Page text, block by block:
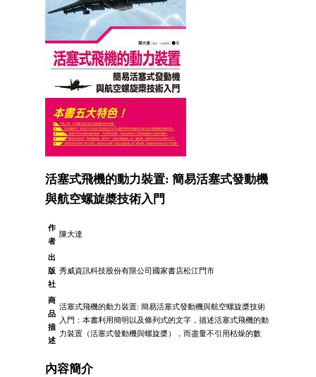
活塞式飛機的動力裝置: 簡易活塞式發動機
與航空螺旋槳技術入門
作
者
陳大達
出
版
社
秀威資訊科技股份有限公司國家書店松江門市
商
品
描
述
活塞式飛機的動力裝置: 簡易活塞式發動機與航空螺旋槳技術
入門：本書利用簡明以及條列式的文字，描述活塞式飛機的動
力裝置（活塞式發動機與螺旋槳），而盡量不引用枯燥的數
內容簡介